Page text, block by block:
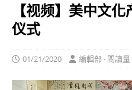
【视频】美中文
仪式
01/21/2020 編輯部 · 閱讀